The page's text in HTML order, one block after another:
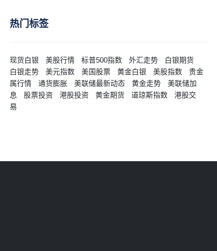
热门标签
现货白银 美股行情 标普500指数 外汇走势
白银期货
白银走势
美元指数 美国股票 黄金白银 美股指数
贵金
属行情
通货膨胀 美联储最新动态 黄金走势
美联储加
息
股票投资 港股投资 黄金期货 道琼斯指数
港股交
易